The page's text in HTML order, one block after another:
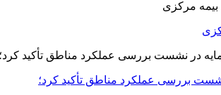
بررسی عملکرد مناطق تأکید کرد؛